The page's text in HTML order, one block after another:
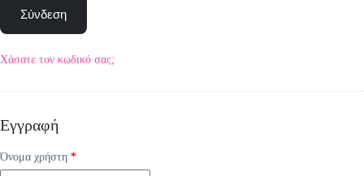
Σύνδεση
Χάσατε τον κωδικό σας;
Εγγραφή
Όνομα χρήστη *Απαιτείται